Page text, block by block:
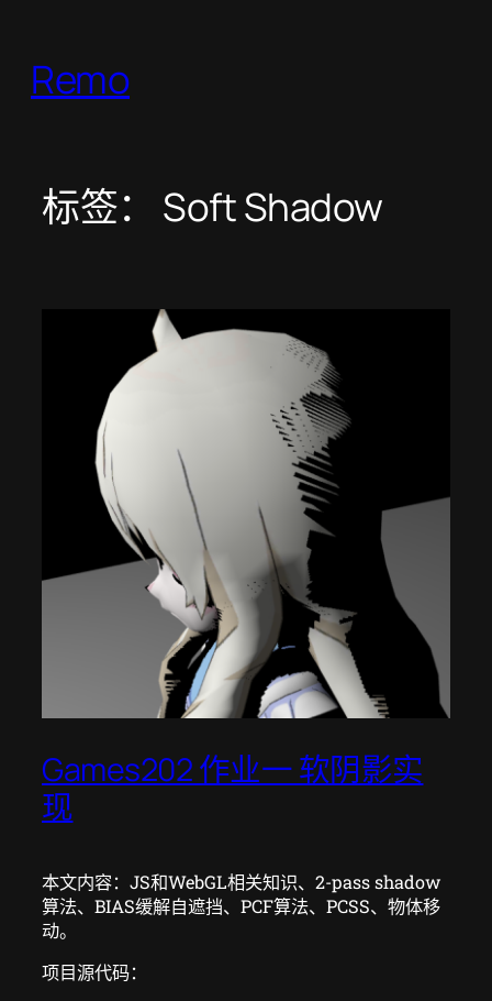
Remo
标签： Soft Shadow
Games202 作业一 软阴影实
现
本文内容：JS和WebGL相关知识、2-pass shadow
算法、BIAS缓解自遮挡、PCF算法、PCSS、物体移
动。
项目源代码：